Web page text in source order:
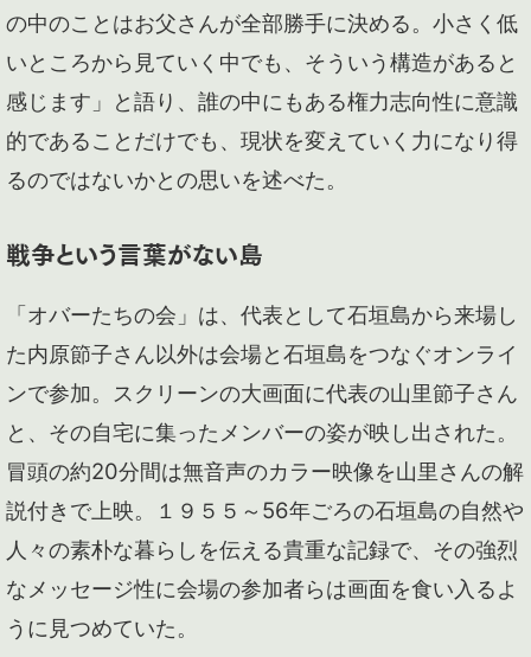
の中のことはお父さんが全部勝手に決める。小さく低
いところから見ていく中でも、そういう構造があると
感じます」と語り、誰の中にもある権力志向性に意識
的であることだけでも、現状を変えていく力になり得
るのではないかとの思いを述べた。
戦争という言葉がない島
「オバーたちの会」は、代表として石垣島から来場し
た内原節子さん以外は会場と石垣島をつなぐオンライ
ンで参加。スクリーンの大画面に代表の山里節子さん
と、その自宅に集ったメンバーの姿が映し出された。
冒頭の約20分間は無音声のカラー映像を山里さんの解
説付きで上映。１９５５～56年ごろの石垣島の自然や
人々の素朴な暮らしを伝える貴重な記録で、その強烈
なメッセージ性に会場の参加者らは画面を食い入るよ
うに見つめていた。